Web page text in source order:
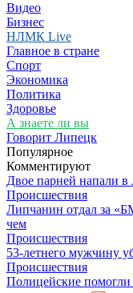
Видео
Бизнес
НЛМК Live
Главное в стране
Спорт
Экономика
Политика
Здоровье
А знаете ли вы
Говорит Липецк
Популярное
Комментируют
Двое парней напали в
Происшествия
Липчанин отдал за
чем
Происшествия
53-летнего мужчину
Происшествия
Полицейские